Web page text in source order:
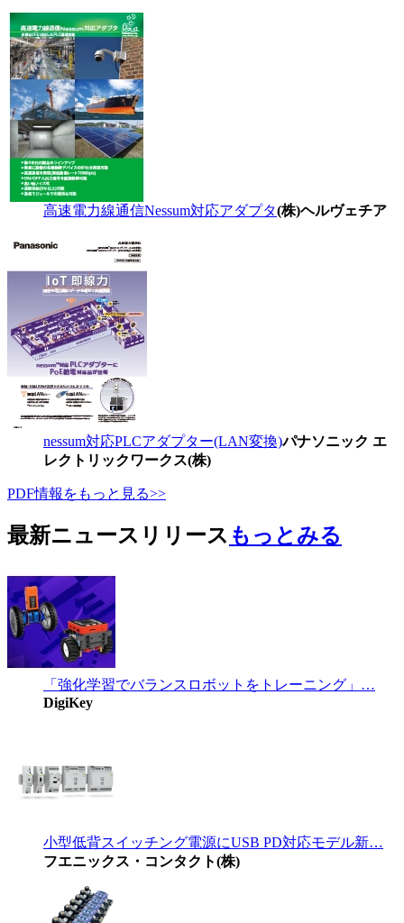
高速電力線通信Nessum対応アダプタ(株)ヘルヴェチア
nessum対応PLCアダプター(LAN変換)パナソニック エ
レクトリックワークス(株)
PDF情報をもっと見る>>
最新ニュースリリース もっとみる
「強化学習でバランスロボットをトレーニング」…
DigiKey
小型低背スイッチング電源にUSB PD対応モデル新…
フエニックス・コンタクト(株)